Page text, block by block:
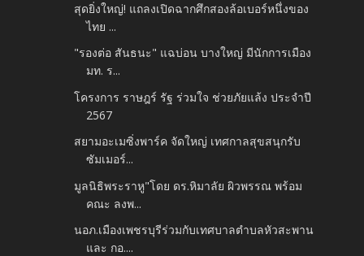
สุดยิ่งใหญ่! แถลงเปิดฉากศึกสองล้อเบอร์หนึ่งของ
ไทย ...
"รองต่อ สันธนะ" แฉบ่อน บางใหญ่ มีนักการเมือง
มท. ร...
โครงการ ราษฎร์ รัฐ ร่วมใจ ช่วยภัยแล้ง ประจำปี
2567
สยามอะเมซิ่งพาร์ค จัดใหญ่ เทศกาลสุขสนุกรับ
ซัมเมอร์...
มูลนิธิพระราหู"โดย ดร.หิมาลัย ผิวพรรณ พร้อม
คณะ ลงพ...
นอภ.เมืองเพชรบุรีร่วมกับเทศบาลตำบลหัวสะพาน
และ กอ....